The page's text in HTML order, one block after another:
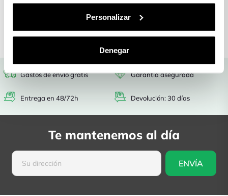
Personalizar
Denegar
Garantía
asegurada
Devolución: 30
días
Gastos de envío gratis
Entrega en 48/72h
Garantía asegurada
Devolución: 30 días
Te mantenemos al día